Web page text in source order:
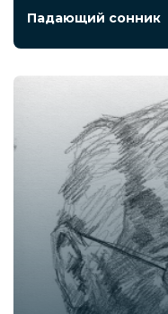
Падающий сонник